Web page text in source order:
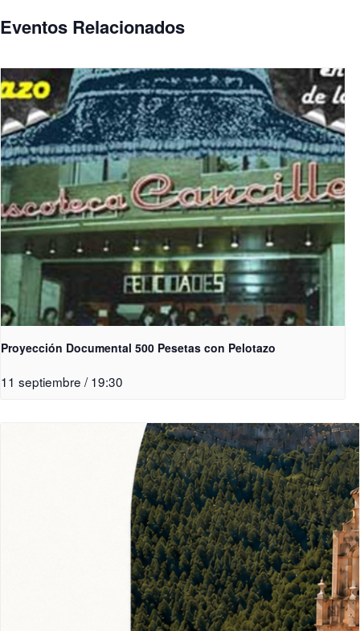
Eventos Relacionados
Proyección Documental 500 Pesetas con Pelotazo
11 septiembre / 19:30